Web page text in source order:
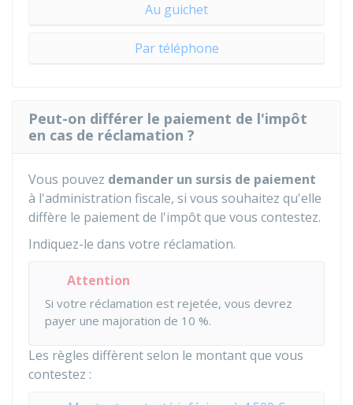
Au guichet
Par téléphone
Peut-on différer le paiement de l'impôt
en cas de réclamation ?
Vous pouvez demander un sursis de paiement
à l'administration fiscale, si vous souhaitez qu'elle
diffère le paiement de l'impôt que vous contestez.
Indiquez-le dans votre réclamation.
Attention
Si votre réclamation est rejetée, vous devrez
payer une majoration de 10 %.
Les règles diffèrent selon le montant que vous
contestez :